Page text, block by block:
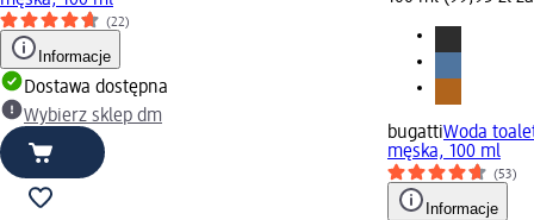
(22)
Informacje
Dostawa dostępna
Wybierz sklep dm
bugattiWoda
męska, 100 ml
(53)
Informacje